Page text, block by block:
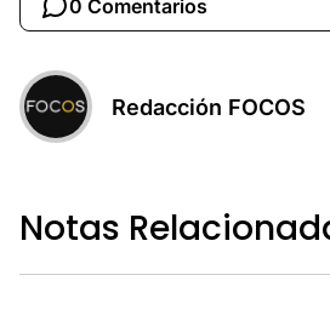
0 Comentarios
Redacción FOCOS
Notas